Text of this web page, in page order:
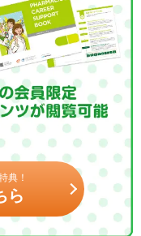
典！
ら